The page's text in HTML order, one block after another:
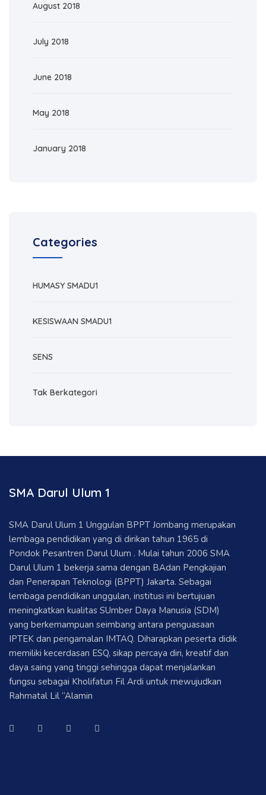
August 2018
July 2018
June 2018
May 2018
January 2018
Categories
HUMASY SMADU1
KESISWAAN SMADU1
SENS
Tak Berkategori
SMA Darul Ulum 1
SMA Darul Ulum 1 Unggulan BPPT Jombang merupakan
lembaga pendidikan yang di dirikan tahun 1965 di
Pondok Pesantren Darul Ulum . Mulai tahun 2006 SMA
Darul Ulum 1 bekerja sama dengan BAdan Pengkajian
dan Penerapan Teknologi (BPPT) Jakarta. Sebagai
lembaga pendidikan unggulan, institusi ini bertujuan
meningkatkan kualitas SUmber Daya Manusia (SDM)
yang berkemampuan seimbang antara penguasaan
IPTEK dan pengamalan IMTAQ. Diharapkan peserta didik
memiliki kecerdasan ESQ, sikap percaya diri, kreatif dan
daya saing yang tinggi sehingga dapat menjalankan
fungsu sebagai Kholifatun Fil Ardi untuk mewujudkan
Rahmatal Lil “Alamin